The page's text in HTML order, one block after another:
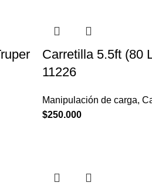
Carretilla 5.5ft (80
11226
Manipulación de carga,
$250.000